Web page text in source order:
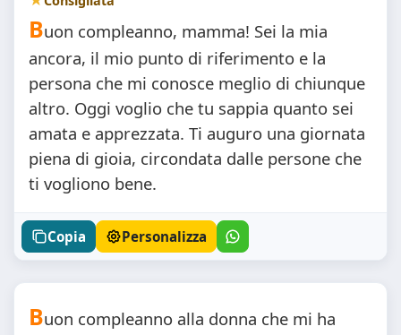
Buon compleanno, mamma! Sei la mia
ancora, il mio punto di riferimento e la
persona che mi conosce meglio di chiunque
altro. Oggi voglio che tu sappia quanto sei
amata e apprezzata. Ti auguro una giornata
piena di gioia, circondata dalle persone che
ti vogliono bene.
Copia Personalizza
Buon compleanno alla donna che mi ha